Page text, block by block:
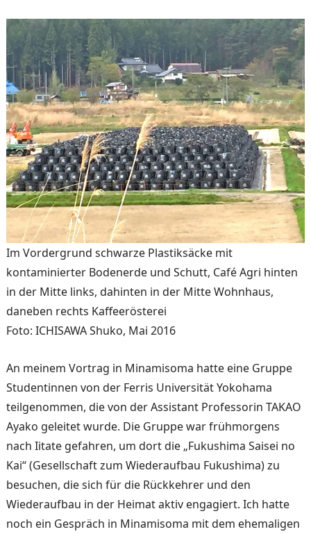
Im Vordergrund schwarze Plastiksäcke mit
kontaminierter Bo­denerde und Schutt, Café Agri hinten
in der Mitte links, dahinten in der Mitte Wohnhaus,
daneben rechts Kaffeerösterei
Foto: ICHISAWA Shuko, Mai 2016
An meinem Vortrag in Mina­misoma hatte eine Gruppe
Studentinnen von der Ferris Universität Yokohama
teilge­nommen, die von der As­sistant Professorin TAKAO
Ayako geleitet wurde. Die Gruppe war frühmorgens
nach Iitate gefahren, um dort die „Fukushima Saisei no
Kai“ (Gesellschaft zum Wiederauf­bau Fukushima) zu
besuchen, die sich für die Rückkehrer und den
Wiederaufbau in der Heimat aktiv engagiert. Ich hatte
noch ein Gespräch in Minamisoma mit dem ehema­ligen